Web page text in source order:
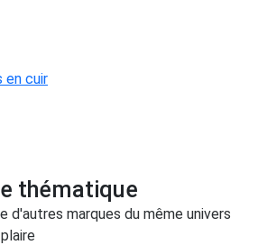
en cuir
thématique
d'autres marques du même univers